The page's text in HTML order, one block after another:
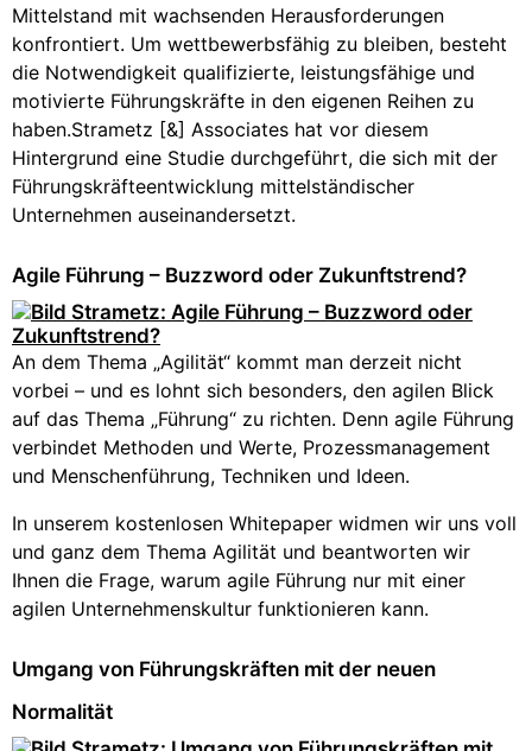
Mittelstand mit wachsenden Herausforderungen
konfrontiert. Um wettbewerbsfähig zu bleiben, besteht
die Notwendigkeit qualifizierte, leistungsfähige und
motivierte Führungskräfte in den eigenen Reihen zu
haben.Strametz [&] Associates hat vor diesem
Hintergrund eine Studie durchgeführt, die sich mit der
Führungskräfteentwicklung mittelständischer
Unternehmen auseinandersetzt.
Agile Führung – Buzzword oder Zukunftstrend?
An dem Thema „Agilität“ kommt man derzeit nicht
vorbei – und es lohnt sich besonders, den agilen Blick
auf das Thema „Führung“ zu richten. Denn agile Führung
verbindet Methoden und Werte, Prozessmanagement
und Menschenführung, Techniken und Ideen.
In unserem kostenlosen Whitepaper widmen wir uns voll
und ganz dem Thema Agilität und beantworten wir
Ihnen die Frage, warum agile Führung nur mit einer
agilen Unternehmenskultur funktionieren kann.
Umgang von Führungskräften mit der neuen
Normalität